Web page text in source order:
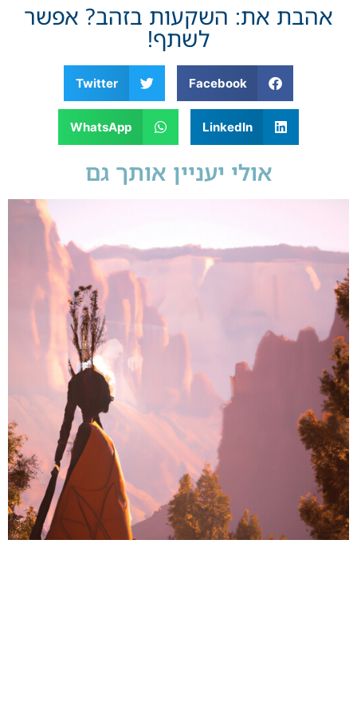
אהבת את: השקעות בזהב? אפשר
לשתף!
Facebook
Twitter
LinkedIn
WhatsApp
אולי יעניין אותך גם